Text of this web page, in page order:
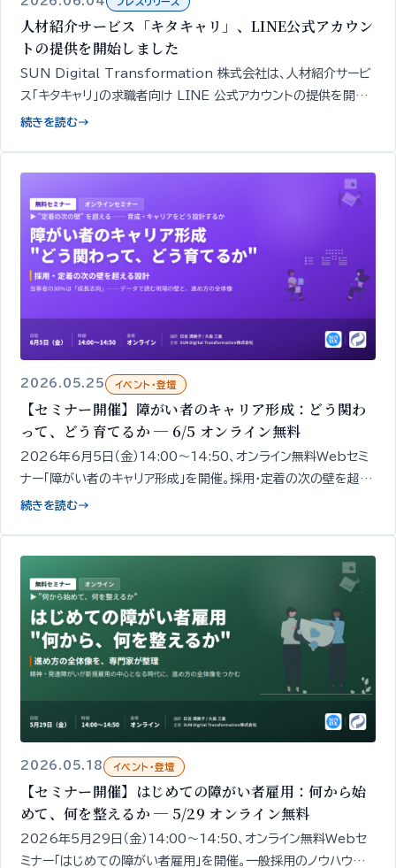
人材紹介サービス「キタキャリ」、LINE公式アカウン
トの提供を開始しました
SUN Digital Transformation 株式会社は、人材紹介サービ
ス「キタキャリ」の求職者向け LINE 公式アカウントの提供を開始
しました。簡易診断・相談・面談や求人紹介の申し込みを、スマート
続きを読む→
2026.05.25 イベント・登壇
【セミナー開催】障がい者のキャリア形成：どう関わ
って、どう育てるか ─ 6/5 オンライン無料
2026年6月5日（金）14:00〜14:50、オンライン無料Webセミ
ナー「障がい者のキャリア形成」を開催。採用・定着の次の壁を超え
るための「現場での関わり方・育成・成長支援」の設計の出発点を、
続きを読む→
2026.05.18 イベント・登壇
【セミナー開催】はじめての障がい者雇用：何から始
めて、何を整えるか ─ 5/29 オンライン無料
2026年5月29日（金）14:00〜14:50、オンライン無料Webセ
ミナー「はじめての障がい者雇用」を開催。一般採用のノウハウだ